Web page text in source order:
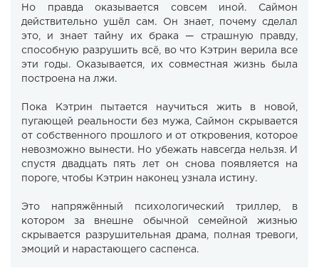
Но правда оказывается совсем иной. Саймон
действительно ушёл сам. Он знает, почему сделал
это, и знает тайну их брака — страшную правду,
способную разрушить всё, во что Кэтрин верила все
эти годы. Оказывается, их совместная жизнь была
построена на лжи.
Пока Кэтрин пытается научиться жить в новой,
пугающей реальности без мужа, Саймон скрывается
от собственного прошлого и от откровения, которое
невозможно вынести. Но убежать навсегда нельзя. И
спустя двадцать пять лет он снова появляется на
пороге, чтобы Кэтрин наконец узнала истину.
Это напряжённый психологический триллер, в
котором за внешне обычной семейной жизнью
скрывается разрушительная драма, полная тревоги,
эмоций и нарастающего саспенса.